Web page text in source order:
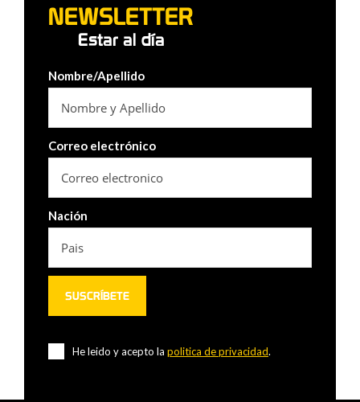
NEWSLETTER
Estar al día
Nombre/Apellido
Correo electrónico
Nación
He leido y acepto la politica de privacidad.